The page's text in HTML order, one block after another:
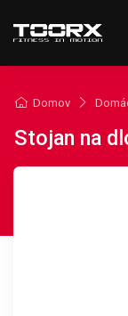
Domov
Stojan na